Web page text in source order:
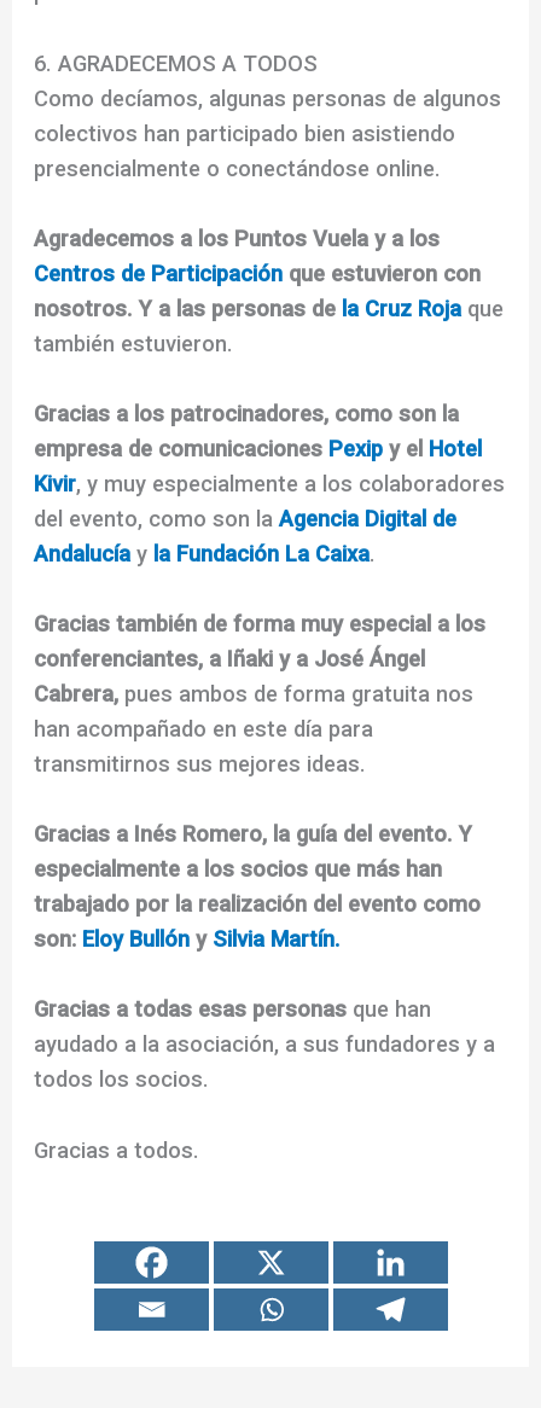
6. AGRADECEMOS A TODOS
Como decíamos, algunas personas de algunos
colectivos han participado bien asistiendo
presencialmente o conectándose online.
Agradecemos a los Puntos Vuela y a los
Centros de Participación que estuvieron con
nosotros. Y a las personas de la Cruz Roja que
también estuvieron.
Gracias a los patrocinadores, como son la
empresa de comunicaciones Pexip y el Hotel
Kivir, y muy especialmente a los colaboradores
del evento, como son laAgencia Digital de
Andalucía y la Fundación La Caixa.
Gracias también de forma muy especial a los
conferenciantes, a Iñaki y a José Ángel
Cabrera, pues ambos de forma gratuita nos
han acompañado en este día para
transmitirnos sus mejores ideas.
Gracias a Inés Romero, la guía del evento. Y
especialmente a los socios que más han
trabajado por la realización del evento como
son: Eloy Bullón y Silvia Martín.
Gracias a todas esas personas que han
ayudado a la asociación, a sus fundadores y a
todos los socios.
Gracias a todos.